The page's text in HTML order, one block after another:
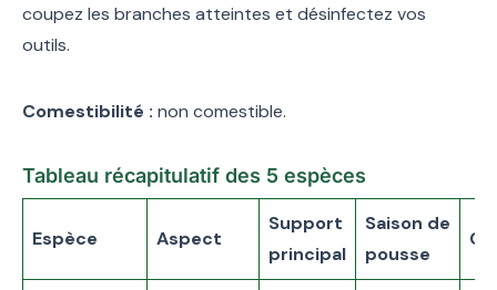
coupez les branches atteintes et désinfectez vos
outils.
Comestibilité : non comestible.
Tableau récapitulatif des 5 espèces
Espèce Aspect
Support
principal
Saison de
pousse